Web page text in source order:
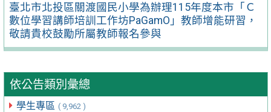
臺北市北投區關渡國民小學為辦理115年度本市「Ｃ
數位學習講師培訓工作坊PaGamO」教師增能研習，
敬請貴校鼓勵所屬教師報名參與
依公告類別彙總
學生專區 ( 9,962 )